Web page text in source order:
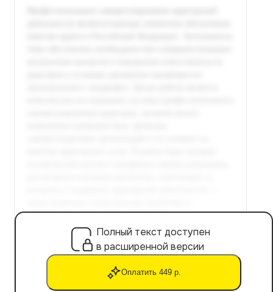
Полный текст доступен
в расширенной версии
Оплатить 449 р.